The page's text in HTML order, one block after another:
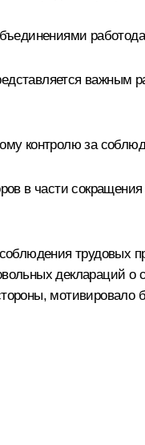
важным
контролю за
в части
трудовых
деклараций